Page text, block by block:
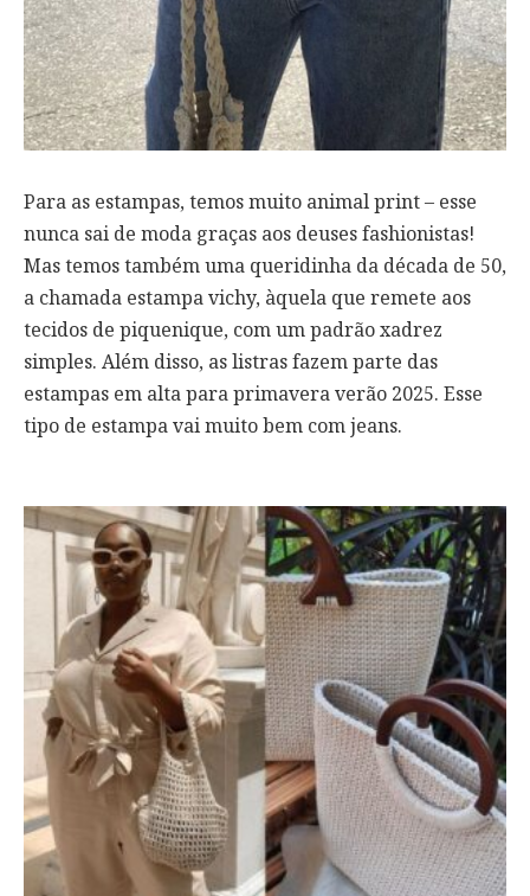
Para as estampas, temos muito animal print – esse
nunca sai de moda graças aos deuses fashionistas!
Mas temos também uma queridinha da década de 50,
a chamada estampa vichy, àquela que remete aos
tecidos de piquenique, com um padrão xadrez
simples. Além disso, as listras fazem parte das
estampas em alta para primavera verão 2025. Esse
tipo de estampa vai muito bem com jeans.